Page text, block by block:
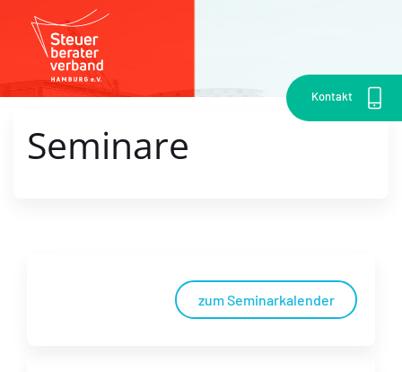
Kontakt
Seminare
zum Seminarkalender